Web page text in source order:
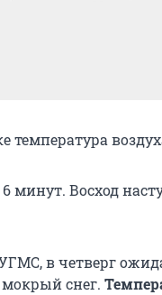
температура
минут. Восход
в четверг
снег.